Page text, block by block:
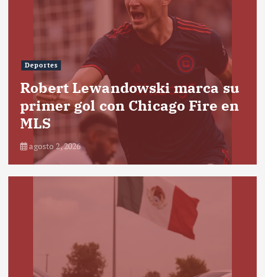
Deportes
Robert Lewandowski marca su
primer gol con Chicago Fire en
MLS
agosto 2, 2026